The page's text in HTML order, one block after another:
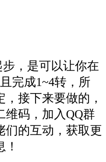
，是可以让你在
完成1~4转，所
接下来要做的，
维码 ，加入QQ群
们的互动，获取更